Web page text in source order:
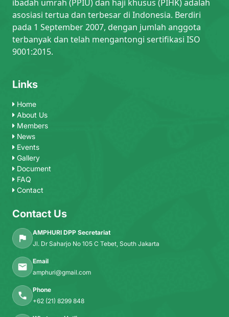
ibadah umrah (PPIU) dan haji khusus (PIHK) adalah
asosiasi tertua dan terbesar di Indonesia. Berdiri
pada 1 September 2007, dengan jumlah anggota
terbanyak dan telah mengantongi sertifikasi ISO
9001:2015.
Links
Home
About Us
Members
News
Events
Gallery
Document
FAQ
Contact
Contact Us
AMPHURI DPP Secretariat
Jl. Dr Saharjo No 105 C Tebet, South Jakarta
Email
amphuri@gmail.com
Phone
+62 (21) 8299 848